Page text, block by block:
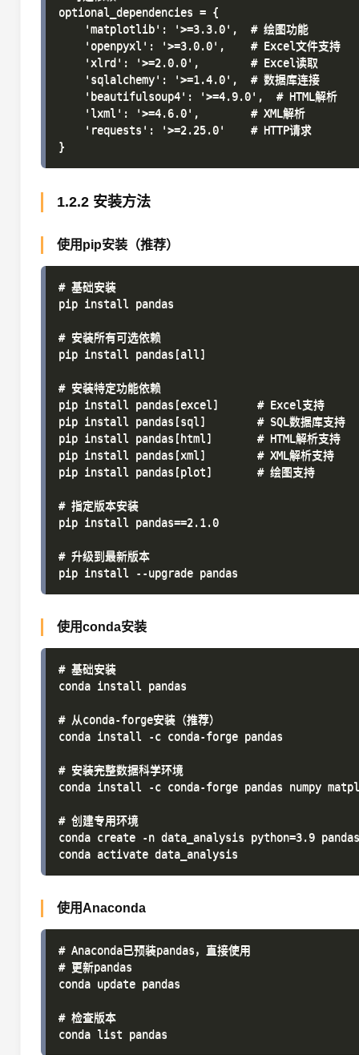
optional_dependencies = {
    'matplotlib': '>=3.3.0',  # 绘图功能
    'openpyxl': '>=3.0.0',    # Excel文件支持
    'xlrd': '>=2.0.0',        # Excel读取
    'sqlalchemy': '>=1.4.0',  # 数据库连接
    'beautifulsoup4': '>=4.9.0',  # HTML解析
    'lxml': '>=4.6.0',        # XML解析
    'requests': '>=2.25.0'    # HTTP请求
1.2.2 安装方法
使用pip安装（推荐）
# 基础安装
pip install pandas
# 安装所有可选依赖
pip install pandas[all]
# 安装特定功能依赖
pip install pandas[excel]      # Excel支持
pip install pandas[sql]        # SQL数据库支持
pip install pandas[html]       # HTML解析支持
pip install pandas[xml]        # XML解析支持
pip install pandas[plot]       # 绘图支持
# 指定版本安装
pip install pandas==2.1.0
# 升级到最新版本
使用conda安装
# 基础安装
conda install pandas
# 从conda-forge安装（推荐）
conda install -c conda-forge pandas
# 安装完整数据科学环境
conda install -c conda-forge pandas numpy
# 创建专用环境
conda create -n data_analysis python=3.9
使用Anaconda
# Anaconda已预装pandas，直接使用
# 更新pandas
conda update pandas
# 检查版本